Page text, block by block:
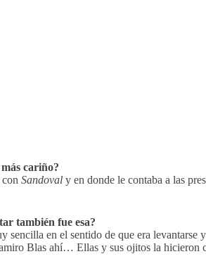
cariño?
Sandoval y en donde le contaba a las
también fue esa?
sencilla en el sentido de que era levantarse
Blas ahí… Ellas y sus ojitos la hicieron